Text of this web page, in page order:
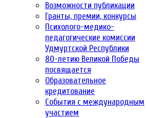
Возможности публикации
Гранты, премии, конкурсы
Психолого-медико-
педагогические комиссии
Удмуртской Республики
80-летию Великой Победы
посвящается
Образовательное
кредитование
События с международным
участием